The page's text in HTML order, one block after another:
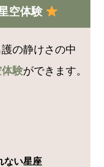
空体験
の静けさの中
験ができます。
ない星座